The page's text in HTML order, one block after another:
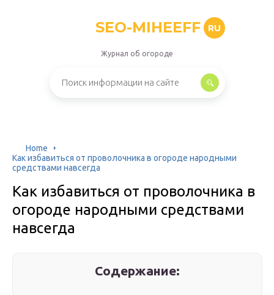
SEO-MIHEEFF RU
Журнал об огороде
Home
Как избавиться от проволочника в огороде народными
средствами навсегда
Как избавиться от проволочника в
огороде народными средствами
навсегда
Содержание: